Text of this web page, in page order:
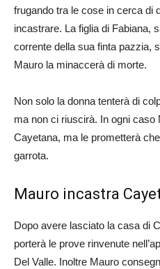
frugando tra le cose in cerca di
incastrare. La figlia di Fabiana,
corrente della sua finta pazzia,
Mauro la minaccerà di morte.
Non solo la donna tenterà di
ma non ci riuscirà. In ogni caso
Cayetana, ma le prometterà
garrota.
Mauro incastra
Dopo avere lasciato la casa di
porterà le prove rinvenute
Del Valle. Inoltre Mauro